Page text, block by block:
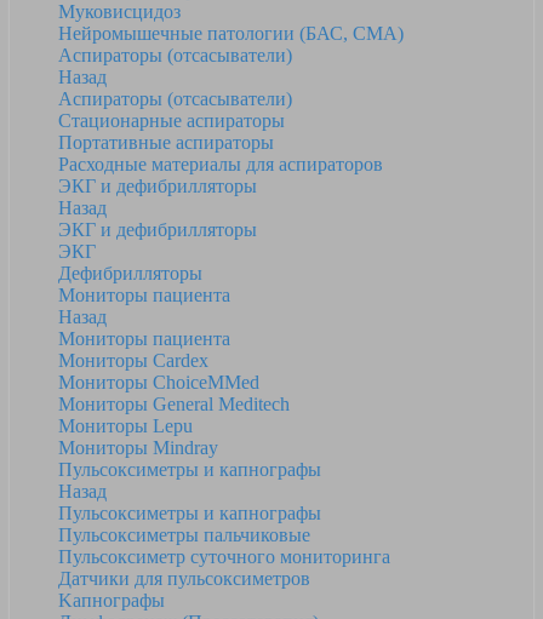
Муковисцидоз
Нейромышечные патологии (БАС, СМА)
Аспираторы (отсасыватели)
Назад
Аспираторы (отсасыватели)
Стационарные аспираторы
Портативные аспираторы
Расходные материалы для аспираторов
ЭКГ и дефибрилляторы
Назад
ЭКГ и дефибрилляторы
ЭКГ
Дефибрилляторы
Мониторы пациента
Назад
Мониторы пациента
Мониторы Cardex
Мониторы ChoiceMMed
Мониторы General Meditech
Мониторы Lepu
Мониторы Mindray
Пульсоксиметры и капнографы
Назад
Пульсоксиметры и капнографы
Пульсоксиметры пальчиковые
Пульсоксиметр суточного мониторинга
Датчики для пульсоксиметров
Kапнографы